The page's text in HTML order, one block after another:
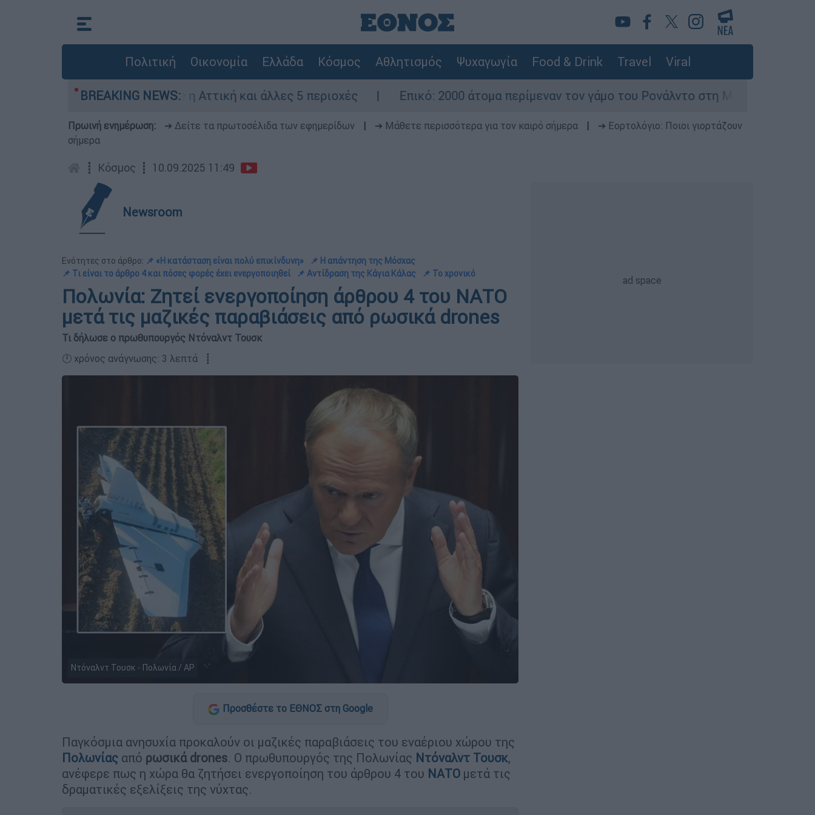
Πολιτική Οικονομία Ελλάδα Κόσμος Αθλητισμός Ψυχαγωγία Food & Drink Travel Viral
BREAKING NEWS:
Red Code η Αττική και άλλες 5 περιοχές Επικό: 2000 άτομα περίμεναν τον γάμο του Ρονάλντο στη Μαδέρα αλλά τελικά
Πρωινή ενημέρωση: ➔ Δείτε τα πρωτοσέλιδα των εφημερίδων ➔ Μάθετε περισσότερα για τον καιρό σήμερα
➔ Εορτολόγιο: Ποιοι γιορτάζουν
σήμερα
┋ Κόσμος ┋ 10.09.2025 11:49
Newsroom
Ενότητες στο άρθρο: 📌 «Η κατάσταση είναι πολύ επικίνδυνη»
📌 Η απάντηση της Μόσχας
📌 Τι είναι το άρθρο 4 και πόσες φορές έχει ενεργοποιηθεί
📌 Αντίδραση της Κάγια Κάλας 📌 Το χρονικό
Πολωνία: Ζητεί ενεργοποίηση άρθρου 4 του ΝΑΤΟ
μετά τις μαζικές παραβιάσεις από ρωσικά drones
Τι δήλωσε ο πρωθυπουργός Ντόναλντ Τουσκ
🕛 χρόνος ανάγνωσης: 3 λεπτά ┋
Ντόναλντ Τουσκ - Πολωνία / AP
Προσθέστε το ΕΘΝΟΣ στη Google
Παγκόσμια ανησυχία προκαλούν οι μαζικές παραβιάσεις του εναέριου χώρου της
Πολωνίας από ρωσικά drones. Ο πρωθυπουργός της Πολωνίας Ντόναλντ Τουσκ,
ανέφερε πως η χώρα θα ζητήσει ενεργοποίηση του άρθρου 4 του ΝΑΤΟ μετά τις
δραματικές εξελίξεις της νύχτας.